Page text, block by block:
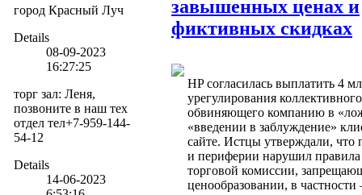
город Красный Луч
Details
08-09-2023
16:27:25
торг зал: Леня,
позвоните в наш тех
отдел тел+7-959-144-
54-12
Details
14-06-2023
завышенных ценах и
фиктивных скидках
HP согласилась выплатить 4
урегулирования
обвиняющего компанию в
«введении в заблуждение»
сайте. Истцы утверждали, что
и периферии нарушил
торговой комиссии,
ценообразовании, в